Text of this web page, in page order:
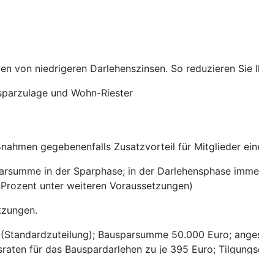
von niedrigeren Darlehenszinsen. So reduzieren Sie
und Wohn-Riester
gegebenenfalls Zusatzvorteil für Mitglieder
in der Sparphase; in der Darlehensphase
unter weiteren Voraussetzungen)
Bausparsumme 50.000 Euro;
für das Bauspardarlehen zu je 395 Euro;